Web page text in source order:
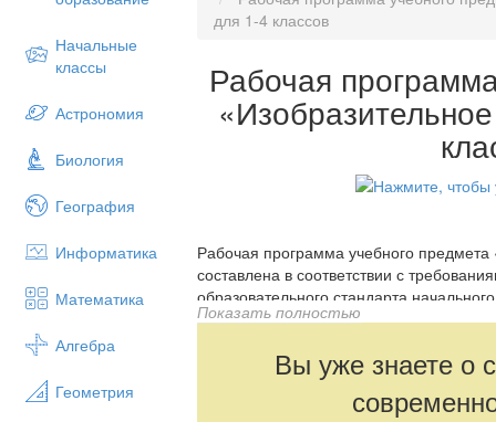
Начальные
классы
Астрономия
Биология
География
Информатика
Математика
Алгебра
Геометрия
для 1-4 классов
Рабочая
Рабочая программа учебного предмета
составлена в соответствии с
образовательного стандарта
авторской программы
Показать полностью
Вы уже знаете о